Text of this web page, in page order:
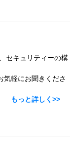
セキュリティーの構
気軽にお聞きくださ
もっと詳しく>>